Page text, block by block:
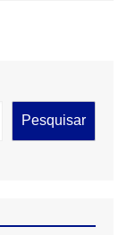
Pesquisar